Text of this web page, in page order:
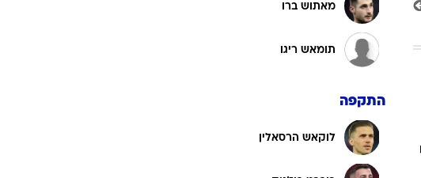
מאתוש ברו
תומאש ריגו
התקפה
לוקאש הרסאלין